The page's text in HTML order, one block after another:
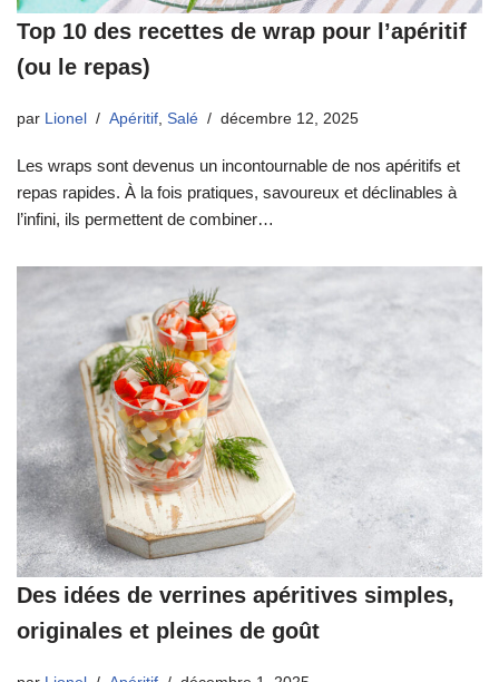
Top 10 des recettes de wrap pour l’apéritif
(ou le repas)
par Lionel Apéritif, Salé décembre 12, 2025
Les wraps sont devenus un incontournable de nos apéritifs et
repas rapides. À la fois pratiques, savoureux et déclinables à
l’infini, ils permettent de combiner…
Des idées de verrines apéritives simples,
originales et pleines de goût